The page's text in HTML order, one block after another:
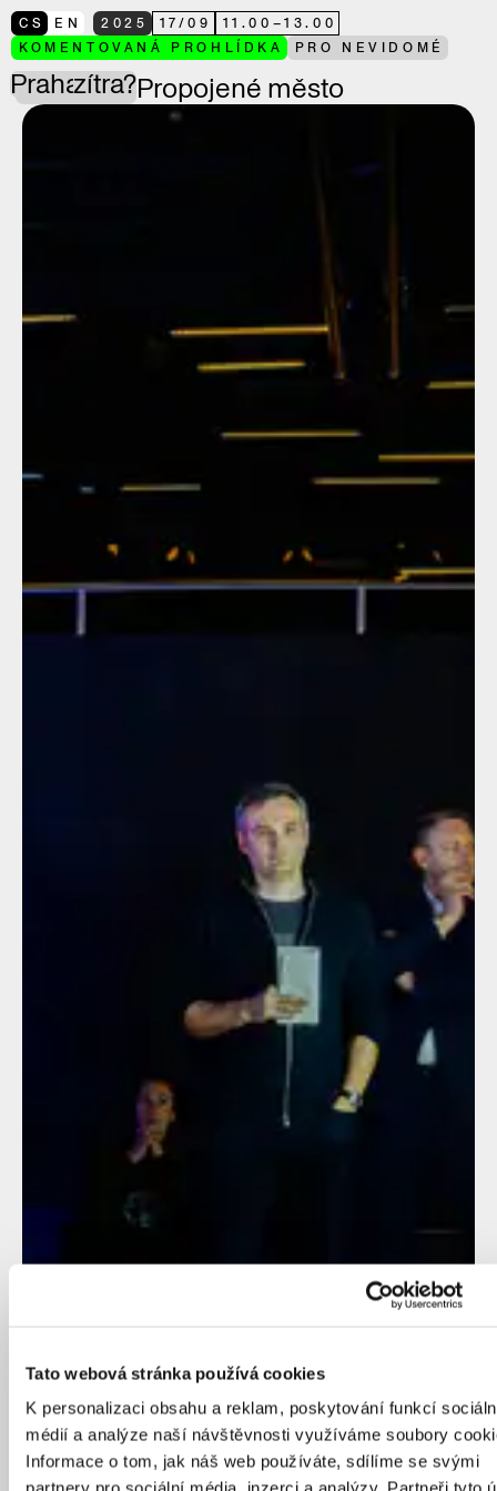
Tato webová stránka používá cookies
K personalizaci obsahu a reklam, poskytování funkcí
médií a analýze naší návštěvnosti využíváme soubory
Informace o tom, jak náš web používáte, sdílíme se svými
CS EN 2025 17/09 11.00 –13.00
KOMENTOVANÁ PROHLÍDKA
PRO NEVIDOMÉ
Prahazítra?Propojené město